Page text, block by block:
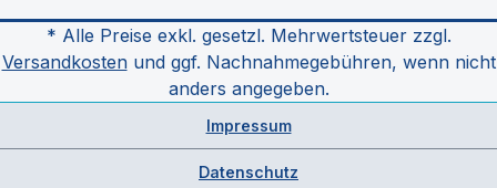
* Alle Preise exkl. gesetzl. Mehrwertsteuer zzgl.
Versandkostenund ggf. Nachnahmegebühren, wenn nicht
anders angegeben.
Impressum
Datenschutz